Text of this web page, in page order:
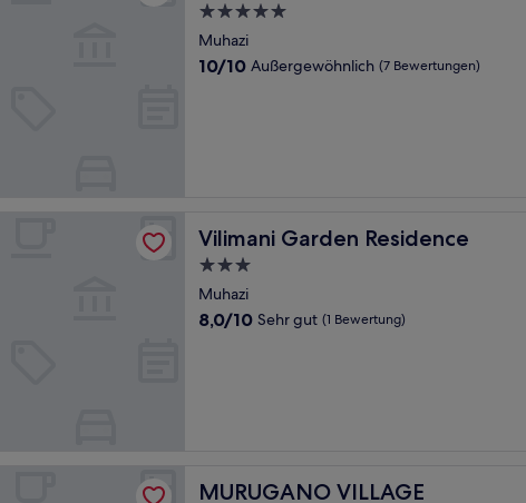
5.0-
Sterne-
Unterkunft
Muhazi
10.0
10/10 Außergewöhnlich (7 Bewertungen)
Vilimani Garden Residence
Vilimani Garden Residence
3.0-
Sterne-
Unterkunft
Muhazi
8.0
8,0/10 Sehr gut (1 Bewertung)
MURUGANO VILLAGE
MURUGANO VILLAGE